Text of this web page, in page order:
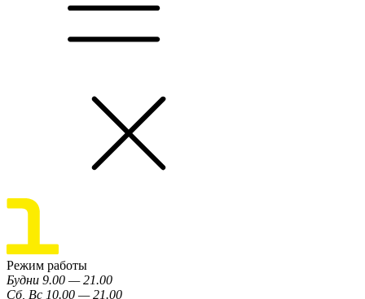
Режим работы
Будни 9.00 — 21.00
Сб, Вс 10.00 — 21.00